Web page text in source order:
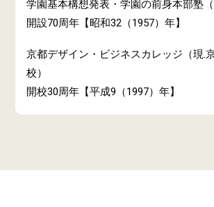
学園基本構想発表・学園の前身本部塾（
開設70周年【昭和32（1957）年】
京都デザイン・ビジネスカレッジ（現.
校）
開校30周年【平成9（1997）年】